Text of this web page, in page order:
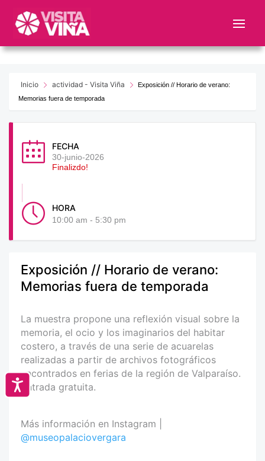
este
web
sistema
Accesibilidad
Inicio actividad - Visita Viña
Exposición // Horario de verano:
Memorias fuera de temporada
FECHA
30-junio-2026
Finalizdo!
HORA
10:00 am - 5:30 pm
Exposición // Horario de verano:
Memorias fuera de temporada
La muestra propone una reflexión visual sobre la
memoria, el ocio y los imaginarios del habitar
costero, a través de una serie de acuarelas
realizadas a partir de archivos fotográficos
encontrados en ferias de la región de Valparaíso.
Entrada gratuita.
Más información en Instagram |
@museopalaciovergara